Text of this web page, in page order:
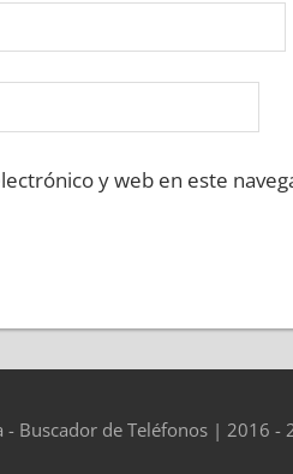
y web en este
- Buscador de Teléfonos | 2016 -